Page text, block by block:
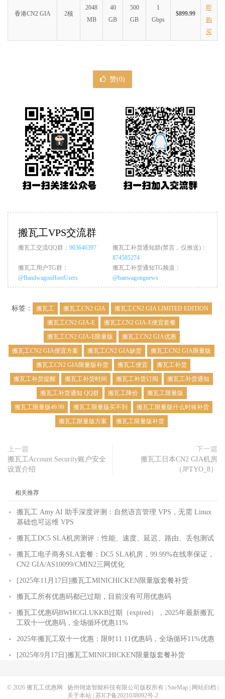
香港CN2 GIA 2核
2048
MB
40
GB
500
GB
1
Gbps
$899.99
即
购
买
赞(0)
搬瓦工VPS交流群
搬瓦工交流QQ群： 903646397
搬瓦工补货通知群(禁言，仅推送)：
874585274
搬瓦工用户TG群：
@BandwagonHostUsers
搬瓦工补货通知TG频道：
@banwagongnews
标签： 搬瓦工 搬瓦工CN2 GIA
搬瓦工CN2 GIA LIMITED EDITION
搬瓦工CN2 GIA-E
搬瓦工CN2 GIA-E便宜套餐
搬瓦工CN2 GIA-E限量版
搬瓦工CN2 GIA优惠
搬瓦工CN2 GIA便宜方案
搬瓦工CN2 GIA缺货
搬瓦工CN2 GIA限量版
搬瓦工CN2 GIA限量版补货
搬瓦工便宜
搬瓦工补货
搬瓦工补货提醒
搬瓦工补货时间 搬瓦工补货订阅
搬瓦工补货通知
搬瓦工补货通知 QQ群
搬瓦工降价
搬瓦工限量版
搬瓦工限量版49.99
搬瓦工限量版买不到
搬瓦工限量版什么时候补货
搬瓦工限量版方案
搬瓦工限量版补货
上一篇
搬瓦工Account Security账户安全
设置介绍
下一篇
搬瓦工日本CN2 GIA机房
（JPTYO_8）
相关推荐
搬瓦工 Amy AI 助手深度评测：自然语言管理 VPS，无需 Linux
基础也可运维 VPS
搬瓦工DC5 SLA机房测评：性能、速度、延迟、路由、丢包测试
搬瓦工电子商务SLA套餐：DC5 SLA机房，99.99%在线率保证，
CN2 GIA/AS10099/CMIN2三网优化
[2025年11月17日]搬瓦工MINICHICKEN限量版套餐补货
搬瓦工所有优惠码都已过期，目前没有可用优惠码
搬瓦工优惠码BWHCGLUKKB过期（expired），2025年最新搬瓦
工双十一优惠码，全场循环优惠11%
2025年搬瓦工双十一优惠：限时11.11优惠码，全场循环11%优惠
[2025年9月17日]搬瓦工MINICHICKEN限量版套餐补货
© 2026 搬瓦工优惠网 扬州翎途智能科技有限公司版权所有 | SiteMap| 网站归档
关于本站| 苏ICP备2021038092号-2